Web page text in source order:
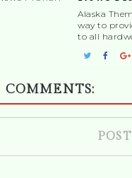
Alaska
way to
to all
COMMENTS: